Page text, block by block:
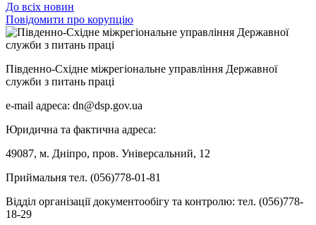
До всіх новин
Повідомити про корупцію
Південно-Східне міжрегіональне управління Державної
служби з питань праці
e-mail адреса: dn@dsp.gov.ua
Юридична та фактична адреса:
49087, м. Дніпро, пров. Універсальний, 12
Приймальня тел. (056)778-01-81
Відділ організації документообігу та контролю: тел. (056)778-
18-29